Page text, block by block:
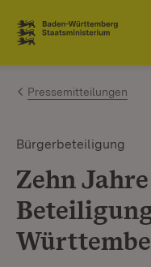
Zum Inhalt
Link zur Startseite
Pressemitteilungen
Bürgerbeteiligung
Zehn Jahre